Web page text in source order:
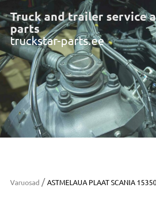
Truck and trailer service
parts
truckstar-parts.ee
Varuosad / ASTMELAUA PLAAT SCANIA